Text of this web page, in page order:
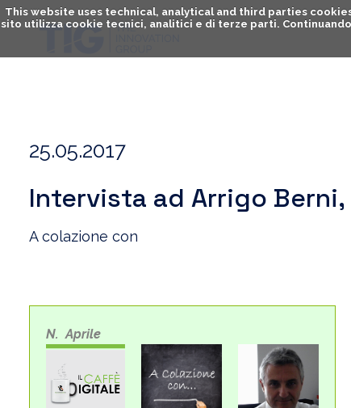
This website uses technical, analytical and third parties
sito utilizza cookie tecnici, analitici e di terze parti.
25.05.2017
Intervista ad Arrigo Berni,
A colazione con
N. Aprile